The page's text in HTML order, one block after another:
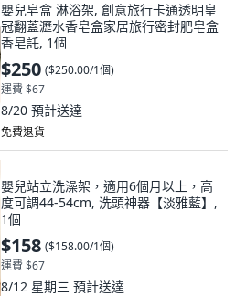
嬰兒皂盒 淋浴架, 創意旅行卡通透明皇
冠翻蓋瀝水香皂盒家居旅行密封肥皂盒
香皂託, 1個
$250 ($250.00/1個)
運費 $67
8/20 預計送達
免費退貨
嬰兒站立洗澡架，適用6個月以上，高
度可調44-54cm, 洗頭神器【淡雅藍】,
1個
$158 ($158.00/1個)
運費 $67
8/12 星期三 預計送達